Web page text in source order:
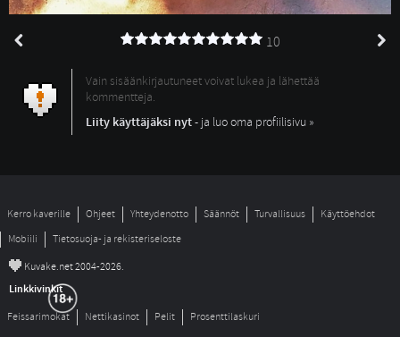
10
Vain sisäänkirjautuneet voivat lukea ja lähettää
kommentteja.
Liity käyttäjäksi nyt- ja luo oma profiilisivu »
Kerro kaverille Ohjeet Yhteydenotto Säännöt Turvallisuus
Käyttöehdot
Mobiili
Tietosuoja- ja rekisteriseloste
© Kuvake.net 2004-2026.
Linkkivinkit
Feissarimokat Nettikasinot Pelit Prosenttilaskuri